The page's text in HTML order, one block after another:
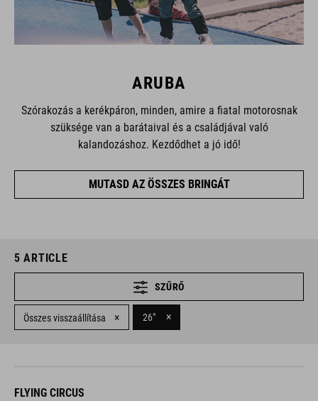
ARUBA
Szórakozás a kerékpáron, minden, amire a fiatal motorosnak
szüksége van a barátaival és a családjával való
kalandozáshoz. Kezdődhet a jó idő!
MUTASD AZ ÖSSZES BRINGÁT
5 ARTICLE
SZŰRŐ
Összes visszaállítása × 26" ×
FLYING CIRCUS